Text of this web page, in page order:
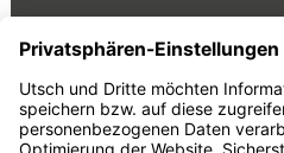
© 2026